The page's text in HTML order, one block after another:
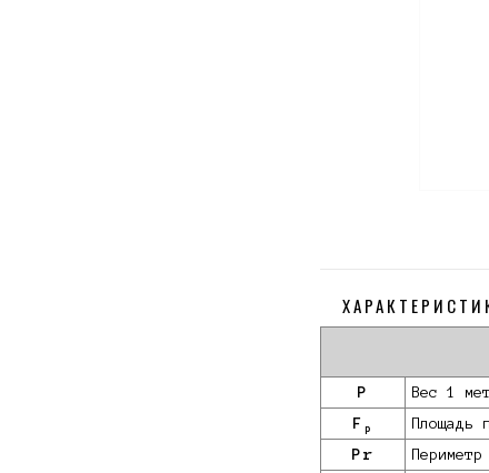
P Вес 1
F p Площадь
Pr Периметр